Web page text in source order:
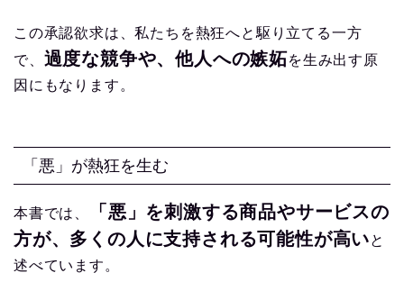
この承認欲求は、私たちを熱狂へと駆り立てる一方
で、 過度な競争や、他人への嫉妬を生み出す原
因にもなります。
「悪」が熱狂を生む
本書では、
「悪」を刺激する商品やサービスの
方が、多くの人に支持される可能性が高いと
述べています。